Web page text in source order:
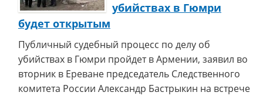
убийствах в Гюмри
будет открытым
Публичный судебный процесс по делу об
убийствах в Гюмри пройдет в Армении, заявил во
вторник в Ереване председатель Следственного
комитета России Александр Бастрыкин на встрече